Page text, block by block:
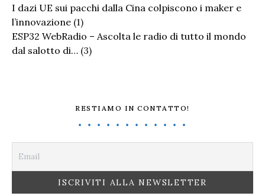
I dazi UE sui pacchi dalla Cina colpiscono i maker e
l’innovazione (1)
ESP32 WebRadio – Ascolta le radio di tutto il mondo
dal salotto di… (3)
RESTIAMO IN CONTATTO!